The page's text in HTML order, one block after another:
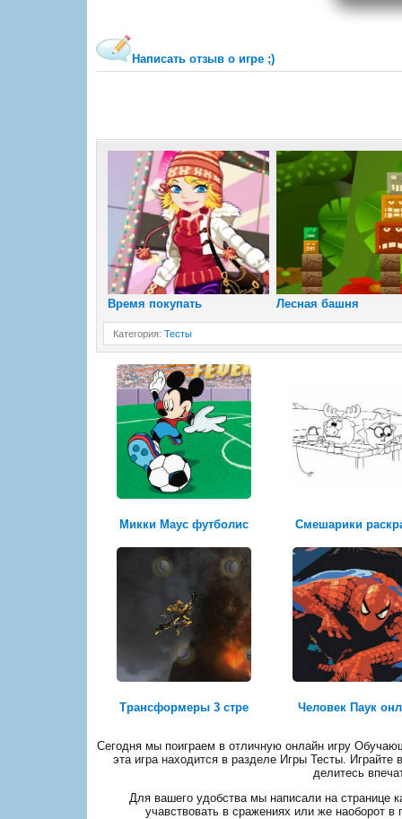
Написать отзыв о игре ;)
Время покупать Лесная башня
Категория: Тесты
Микки Маус футболис Смешарики
Трансформеры 3 стре Человек Паук
Сегодня мы поиграем в отличную онлайн игру
эта игра находится в разделе Игры Тесты.
делитесь
Для вашего удобства мы написали на странице
учавствовать в сражениях или же наоборот